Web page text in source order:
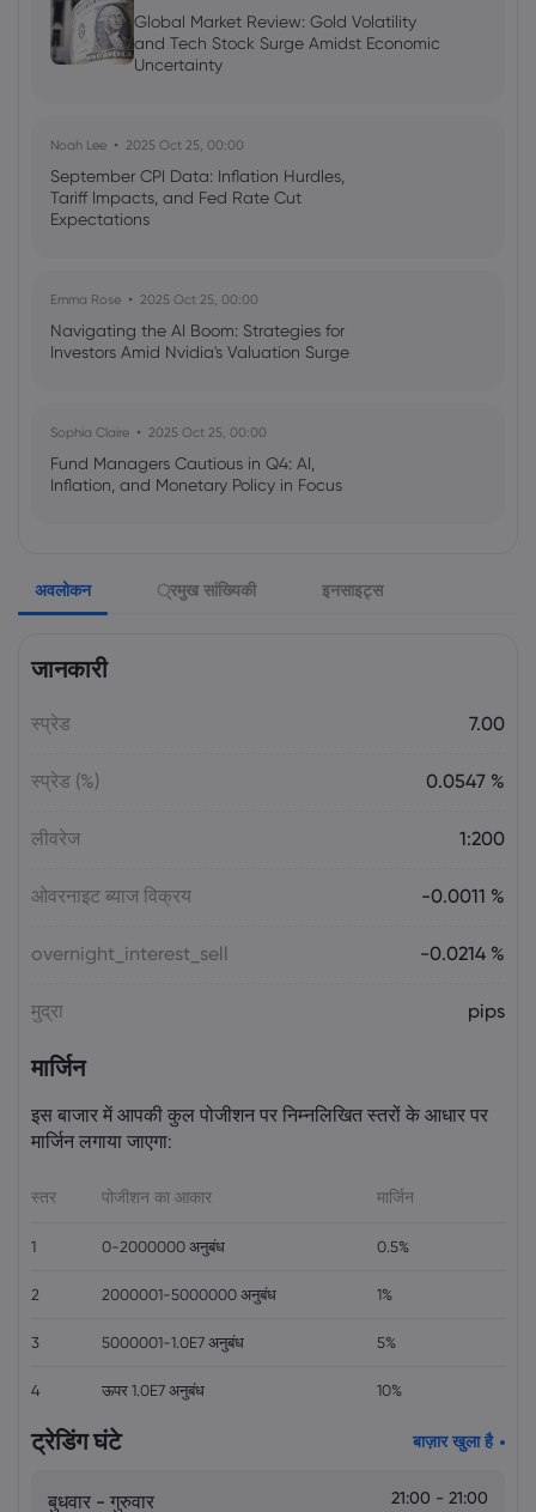
Global Market Review: Gold Volatility
and Tech Stock Surge Amidst Economic
Uncertainty
Noah Lee 2025 Oct 25, 00:00
September CPI Data: Inflation Hurdles,
Tariff Impacts, and Fed Rate Cut
Expectations
Emma Rose 2025 Oct 25, 00:00
Navigating the AI Boom: Strategies for
Investors Amid Nvidia's Valuation Surge
Sophia Claire 2025 Oct 25, 00:00
Fund Managers Cautious in Q4: AI,
Inflation, and Monetary Policy in Focus
US Government Shutdown Threatens
October Inflation Data Release
US-EU Relations: Russia Sanctions Unite
Emma Rose
Overheating, U.S. Trade Policy Risk
अवलोकन ्रमुख सांख्यिकी इनसाइट्स
जानकारी
स्प्रेड 7.00
स्प्रेड (%) 0.0547 %
लीवरेज 1:200
ओवरनाइट ब्याज विक्रय -0.0011 %
overnight_interest_sell -0.0214 %
मुद्रा pips
मार्जिन
इस बाजार में आपकी कुल पोजीशन पर निम्नलिखित स्तरों के आधार पर
मार्जिन लगाया जाएगा:
स्तर पोजीशन का आकार मार्जिन
1 0-2000000 अनुबंध 0.5%
2 2000001-5000000 अनुबंध 1%
3 5000001-1.0E7 अनुबंध 5%
4 ऊपर 1.0E7 अनुबंध 10%
ट्रेडिंग घंटे बाज़ार खुला है
बुधवार - गुरुवार 21:00 - 21:00